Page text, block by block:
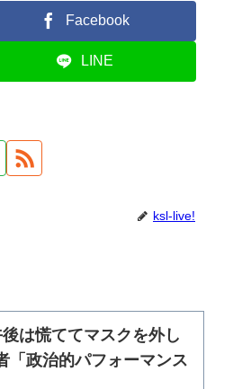
Facebook
LINE
ksl-live!
は慌ててマスクを外し
「政治的パフォーマンス